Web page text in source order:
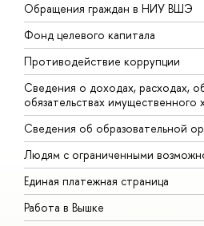
Обращения граждан в НИУ ВШЭ
Фонд целевого капитала
Противодействие коррупции
Сведения о доходах, расходах,
обязательствах имущественного
Сведения об образовательной
Людям с ограниченными
Единая платежная страница
Работа в Вышке